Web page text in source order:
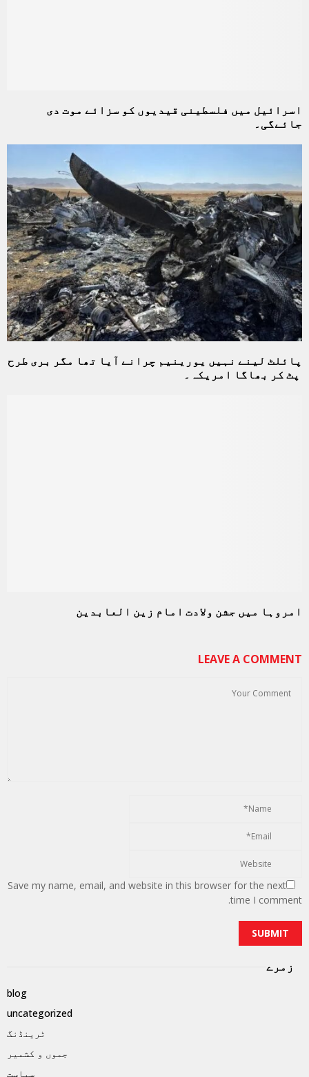
اسرائیل میں فلسطینی قیدیوں کو سزائے موت دی
جائےگی۔
پائلٹ لینے نہیں یورینیم چرانے آیا تھا مگر بری طرح
پٹ کر بھاگا امریکہ۔
امروہا میں جشن ولادت امام زین العابدین
LEAVE A COMMENT
Save my name, email, and website in this browser for the next
time I comment.
زمرے
blog
uncategorized
ٹرینڈنگ
جموں و کشمیر
سیاست